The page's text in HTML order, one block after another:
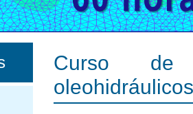
Curso de